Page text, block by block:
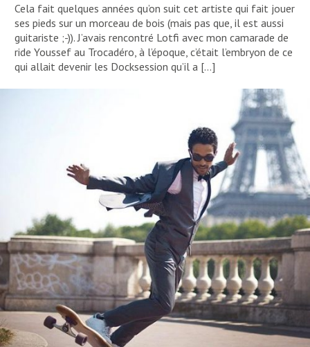
Cela fait quelques années qu’on suit cet artiste qui fait jouer
ses pieds sur un morceau de bois (mais pas que, il est aussi
guitariste ;-)). J’avais rencontré Lotfi avec mon camarade de
ride Youssef au Trocadéro, à l’époque, c’était l’embryon de ce
qui allait devenir les Docksession qu’il a […]